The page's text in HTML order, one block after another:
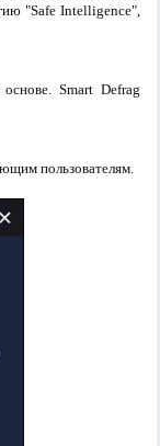
"Safe Intelligence",
Smart Defrag
пользователям.